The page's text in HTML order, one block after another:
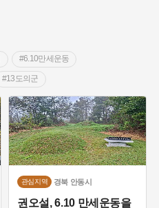
#6.10만세운동
#13도의군
관심지역 경북 안동시
권오설, 6.10 만세운동을